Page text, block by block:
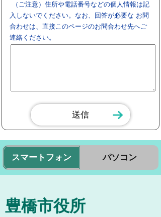
（ご注意）住所や電話番号などの個人情報は記
入しないでください。なお、回答が必要な お問
合わせは、直接このページのお問合わせ先へご
連絡ください。
スマートフォン パソコン
豊橋市役所